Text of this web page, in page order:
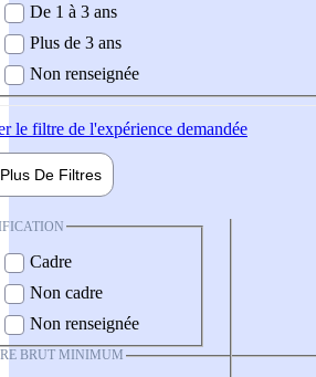
De 1 à 3 ans
Plus de 3 ans
Non renseignée
le filtre de l'expérience demandée
Plus De Filtres
Cadre
Non cadre
Non renseignée
BRUT MINIMUM